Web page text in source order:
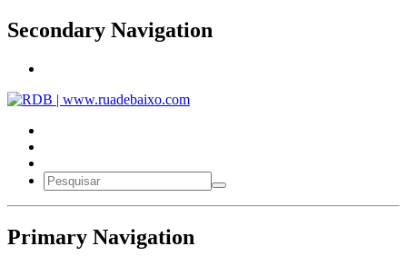
Secondary Navigation
Primary Navigation